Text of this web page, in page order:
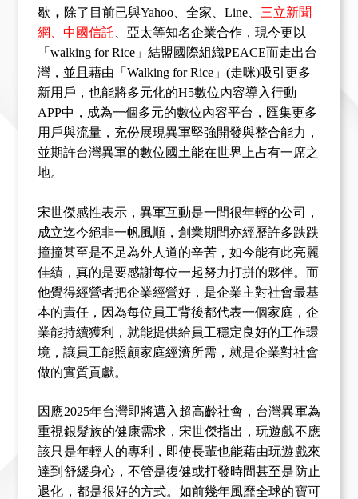
歇 ， 除了 目前已與Yahoo 、全家、Line
三立新聞
網、中國信託 、亞太等知名企業合作，現今更以
「walking for Rice 」結盟國際組織PEACE而走出台
灣，並且藉由「Walking for Rice 」(走咪)吸引更多
新用戶，也能將多元化的H5數位內容導入行動
APP中，成為一個多元的數位內容平台，匯集更多
用戶與流量，充份展現異軍堅強開發與整合能力，
並期許台灣異軍的數位國土能在世界上占有一席之
地。
宋世傑感性表示，異軍互動是一間很年輕的公司，
成立迄今絕非一帆風順，創業期間亦經歷許多跌跌
撞撞甚至是不足為外人道的辛苦，如今能有此亮麗
佳績，真的是要感謝每位一起努力打拼的夥伴。而
他覺得經營者把企業經營好，是企業主對社會最基
本的責任，因為每位員工背後都代表一個家庭，企
業能持續獲利，就能提供給員工穩定良好的工作環
境，讓員工能照顧家庭經濟所需，就是企業對社會
做的實質貢獻。
因應2025年台灣即將邁入超高齡社會， 台灣異軍為
重視銀髮族的健康需求，宋世傑指出，玩遊戲不應
該只是年輕人的專利，即使長輩也能藉由玩遊戲來
達到舒緩身心， 不管是復健或打發時間甚至是防止
退化，都是很好的方式。如前幾年風靡全球的寶可